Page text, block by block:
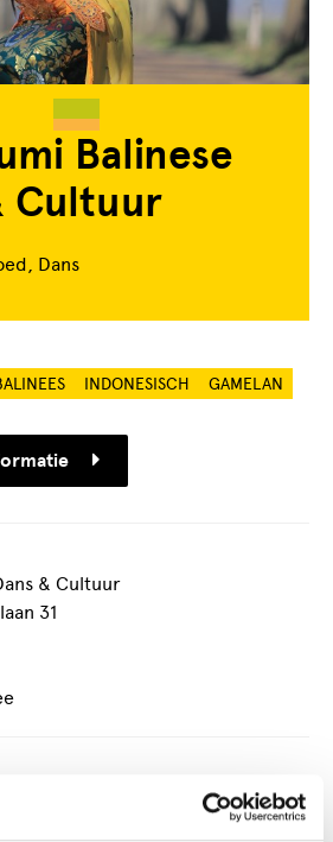
Balinese
Cultuur
Dans
in Balinese dans (dans komt uit
dansen (dansen uit
INDONESISCH GAMELAN
& Cultuur
31